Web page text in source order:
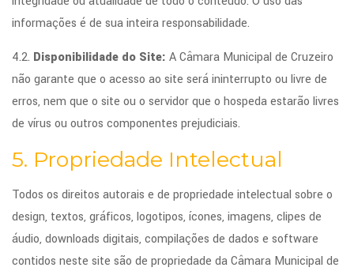
informações é de sua inteira responsabilidade.
4.2. Disponibilidade do Site: A Câmara Municipal de Cruzeiro
não garante que o acesso ao site será ininterrupto ou livre de
erros, nem que o site ou o servidor que o hospeda estarão livres
de vírus ou outros componentes prejudiciais.
5. Propriedade Intelectual
Todos os direitos autorais e de propriedade intelectual sobre o
design, textos, gráficos, logotipos, ícones, imagens, clipes de
áudio, downloads digitais, compilações de dados e software
contidos neste site são de propriedade da Câmara Municipal de